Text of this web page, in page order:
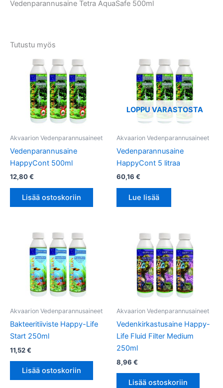
Vedenparannusaine Tetra AquaSafe 500ml
Tutustu myös
Akvaarion Vedenparannusaineet
Vedenparannusaine
HappyCont 500ml
12,80€
Lisää ostoskoriin
LOPPU VARASTOSTA
Akvaarion Vedenparannusaineet
Vedenparannusaine
HappyCont 5 litraa
60,16 €
Lue lisää
Akvaarion Vedenparannusaineet
Bakteeritiiviste Happy-Life
Start 250ml
11,52€
Lisää ostoskoriin
Akvaarion Vedenparannusaineet
Vedenkirkastusaine Happy-
Life Fluid Filter Medium
250ml
8,96 €
Lisää ostoskoriin